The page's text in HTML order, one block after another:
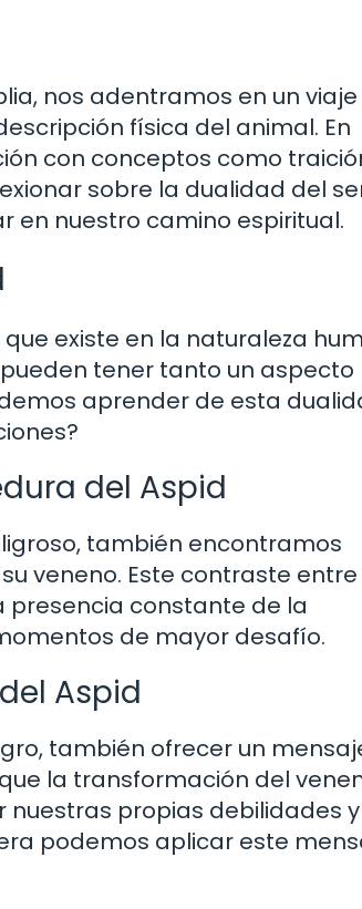
nos adentramos en un
física del animal. En
con conceptos como
sobre la dualidad del
en nuestro camino espiritual.
existe en la naturaleza
tener tanto un aspecto
aprender de esta
del Aspid
también encontramos
veneno. Este contraste entre
presencia constante de la
de mayor desafío.
Aspid
también ofrecer un
la transformación del
nuestras propias debilidades y
podemos aplicar este